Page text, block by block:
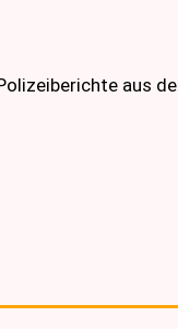
aus